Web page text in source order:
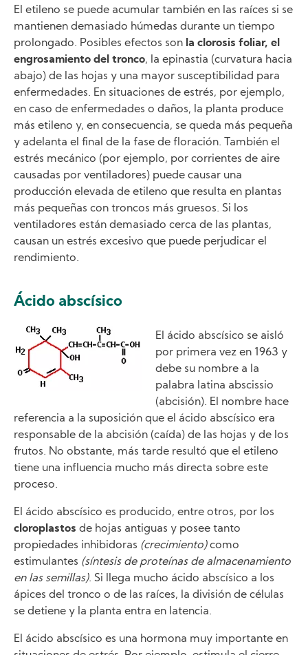
El etileno se puede acumular también en las raíces si se
mantienen demasiado húmedas durante un tiempo
prolongado. Posibles efectos son la clorosis foliar, el
engrosamiento del tronco, la epinastia (curvatura hacia
abajo) de las hojas y una mayor susceptibilidad para
enfermedades. En situaciones de estrés, por ejemplo,
en caso de enfermedades o daños, la planta produce
más etileno y, en consecuencia, se queda más pequeña
y adelanta el final de la fase de floración. También el
estrés mecánico (por ejemplo, por corrientes de aire
causadas por ventiladores) puede causar una
producción elevada de etileno que resulta en plantas
más pequeñas con troncos más gruesos. Si los
ventiladores están demasiado cerca de las plantas,
causan un estrés excesivo que puede perjudicar el
rendimiento.
Ácido abscísico
Image
El ácido abscísico se aisló
por primera vez en 1963 y
debe su nombre a la
palabra latina abscissio
(abcisión). El nombre hace
referencia a la suposición que el ácido abscísico era
responsable de la abcisión (caída) de las hojas y de los
frutos. No obstante, más tarde resultó que el etileno
tiene una influencia mucho más directa sobre este
proceso.
El ácido abscísico es producido, entre otros, por los
cloroplastos de hojas antiguas y posee tanto
propiedades inhibidoras (crecimiento)como
estimulantes (síntesis de proteínas de almacenamiento
en las semillas). Si llega mucho ácido abscísico a los
ápices del tronco o de las raíces, la división de células
se detiene y la planta entra en latencia.
El ácido abscísico es una hormona muy importante en